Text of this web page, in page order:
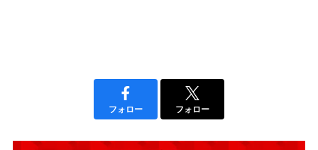
フォロー フォロー